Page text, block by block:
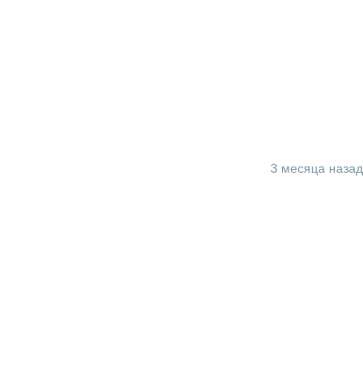
3 месяца назад